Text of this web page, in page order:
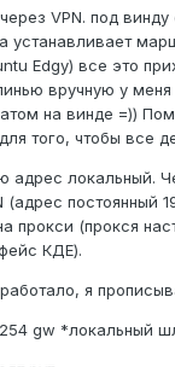
VPN. под винду
устанавливает
Edgy) все это
вручную у меня
на винде =))
того, чтобы все
адрес локальный.
постоянный
прокси (прокся
КДЕ).
я
gw *локальный